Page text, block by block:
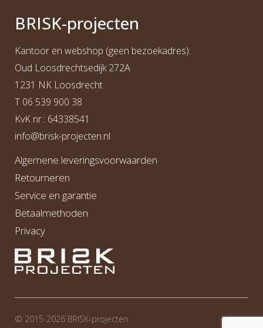
BRISK-projecten
Kantoor en webshop (geen bezoekadres):
Oud Loosdrechtsedijk 272A
1231 NK Loosdrecht
T 06 539 900 38
KvK nr.: 64338541
info@brisk-projecten.nl
Algemene leveringsvoorwaarden
Retourneren
Service en garantie
Betaalmethoden
Privacy
© 2015-2026 BRISK-projecten